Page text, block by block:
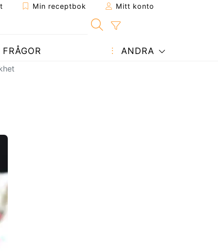
Min receptbok Mitt konto
FRÅGOR ANDRA